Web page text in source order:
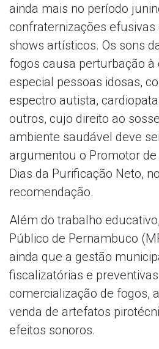
ainda mais no período
confraternizações efusivas
shows artísticos. Os sons
fogos causa perturbação à
especial pessoas idosas,
espectro autista,
outros, cujo direito ao
ambiente saudável deve
argumentou o Promotor
Dias da Purificação Neto,
recomendação.
Além do trabalho
Público de Pernambuco
ainda que a gestão
fiscalizatórias e
comercialização de fogos,
venda de artefatos
efeitos sonoros.